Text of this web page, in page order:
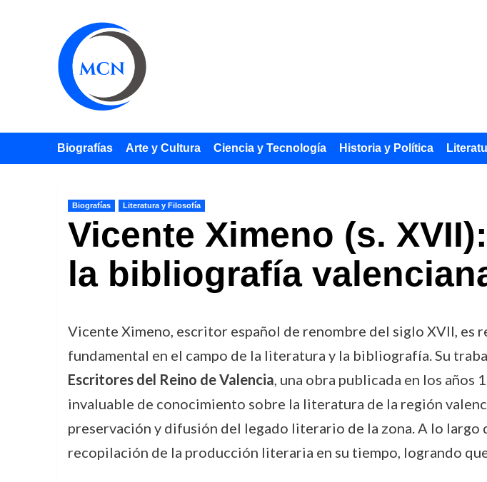
Biografías Arte y Cultura Ciencia y Tecnología Historia y Política
Biografías Literatura y Filosofía
Vicente Ximeno (s.
la bibliografía
Vicente Ximeno, escritor español de renombre del siglo XVII,
fundamental en el campo de la literatura y la bibliografía. Su
Escritores del Reino de Valencia, una obra publicada en los años
invaluable de conocimiento sobre la literatura de la región
preservación y difusión del legado literario de la zona. A lo largo
recopilación de la producción literaria en su tiempo, logrando